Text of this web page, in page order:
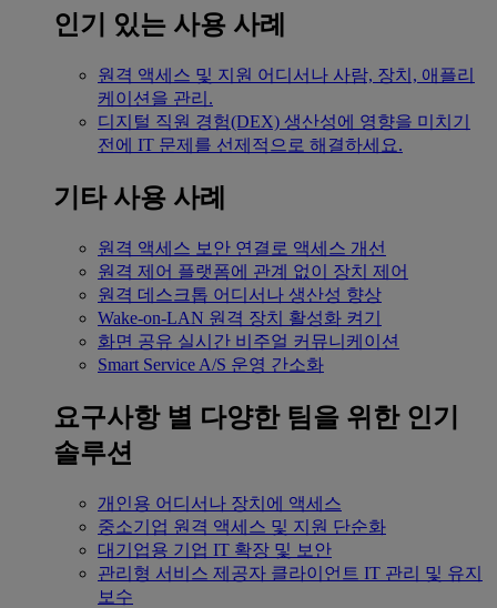
인기 있는 사용 사례
원격 액세스 및 지원 어디서나 사람, 장치, 애플리
케이션을 관리.
디지털 직원 경험(DEX) 생산성에 영향을 미치기
전에 IT 문제를 선제적으로 해결하세요.
기타 사용 사례
원격 액세스 보안 연결로 액세스 개선
원격 제어 플랫폼에 관계 없이 장치 제어
원격 데스크톱 어디서나 생산성 향상
Wake-on-LAN 원격 장치 활성화 켜기
화면 공유 실시간 비주얼 커뮤니케이션
Smart Service A/S 운영 간소화
요구사항 별 다양한 팀을 위한 인기
솔루션
개인용 어디서나 장치에 액세스
중소기업 원격 액세스 및 지원 단순화
대기업용 기업 IT 확장 및 보안
관리형 서비스 제공자 클라이언트 IT 관리 및 유지
보수